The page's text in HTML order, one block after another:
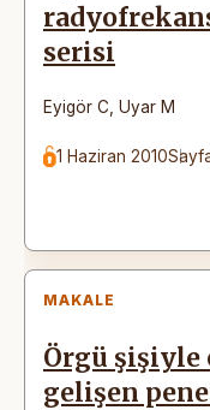
serisi
Eyigör C Uyar M
1 Haziran 2010
MAKALE
Örgü şişiyle
gelişen